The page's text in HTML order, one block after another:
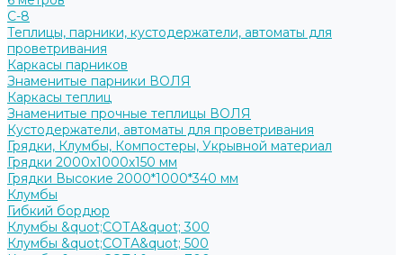
С-8
Теплицы, парники, кустодержатели, автоматы для
проветривания
Каркасы парников
Знаменитые парники ВОЛЯ
Каркасы теплиц
Знаменитые прочные теплицы ВОЛЯ
Кустодержатели, автоматы для проветривания
Грядки, Клумбы, Компостеры, Укрывной материал
Грядки 2000х1000х150 мм
Грядки Высокие 2000*1000*340 мм
Клумбы
Гибкий бордюр
Клумбы &quot;СОТА&quot; 300
Клумбы &quot;СОТА&quot; 500